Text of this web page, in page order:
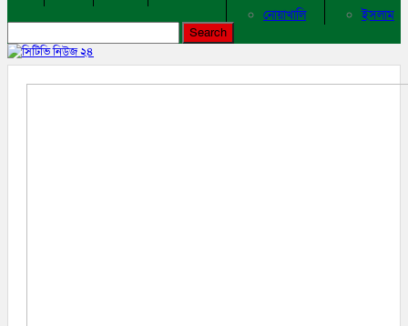
নোয়াখালি
ঢাকা
নারায়নগঞ্জ
ব্রাহ্মণবাড়িয়া
ইসলাম
বৌদ্ধ
খ্রিষ্টান